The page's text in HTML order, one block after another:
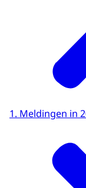
1. Meldingen in